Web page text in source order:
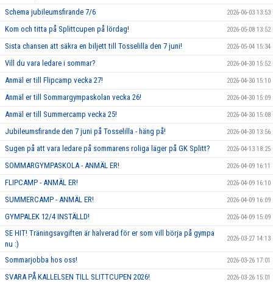
Schema jubileumsfirande 7/6 2026-06-03 13:53
Kom och titta på Splittcupen på lördag! 2026-05-08 13:52
Sista chansen att säkra en biljett till Tosselilla den 7 juni! 2026-05-04 15:34
Vill du vara ledare i sommar? 2026-04-30 15:52
Anmäl er till Flipcamp vecka 27! 2026-04-30 15:10
Anmäl er till Sommargympaskolan vecka 26! 2026-04-30 15:09
Anmäl er till Summercamp vecka 25! 2026-04-30 15:08
Jubileumsfirande den 7 juni på Tosselilla - häng på! 2026-04-30 13:56
Sugen på att vara ledare på sommarens roliga läger på GK Splitt? 2026-04-13 18:25
SOMMARGYMPASKOLA - ANMÄL ER! 2026-04-09 16:11
FLIPCAMP - ANMÄL ER! 2026-04-09 16:10
SUMMERCAMP - ANMÄL ER! 2026-04-09 16:09
GYMPALEK 12/4 INSTÄLLD! 2026-04-09 15:09
SE HIT! Träningsavgiften är halverad för er som vill börja på gympa
nu :)
2026-03-27 14:13
Sommarjobba hos oss! 2026-03-26 17:01
SVARA PÅ KALLELSEN TILL SLITTCUPEN 2026! 2026-03-26 15:01